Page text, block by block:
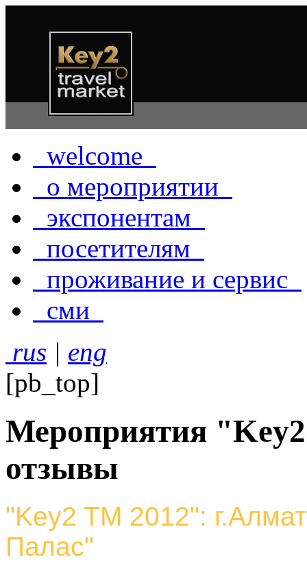
welcome
о мероприятии
экспонентам
посетителям
проживание и сервис
сми
rus | eng
[pb_top]
Мероприятия
отзывы
"Key2 TM 2012":
Палас"